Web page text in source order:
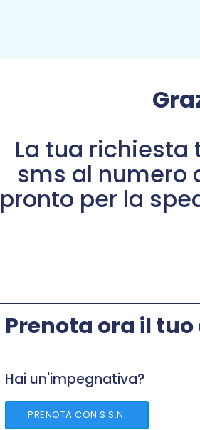
La tua
sms al numero
pronto per la
Prenota ora il
Hai un'impegnativa?
PRENOTA CON S.S.N.